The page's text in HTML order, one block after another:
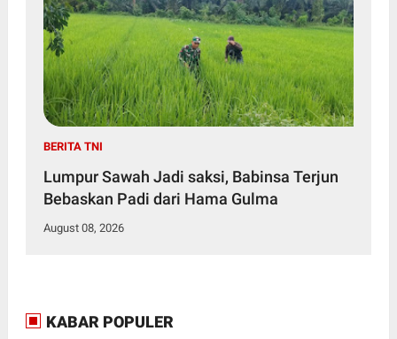
BERITA TNI
Lumpur Sawah Jadi saksi, Babinsa Terjun
Bebaskan Padi dari Hama Gulma
August 08, 2026
KABAR POPULER